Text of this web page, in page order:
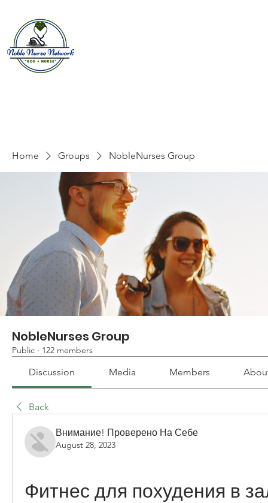
Home Groups NobleNurses Group
NobleNurses Group
Public · 122 members
Discussion Media Members
Back
Внимание! Проверено На Себе
August 28, 2023
Фитнес для похудения в